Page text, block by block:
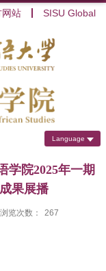
网站 SISU Global
Language
学院2025年一期
果展播
浏览次数： 267